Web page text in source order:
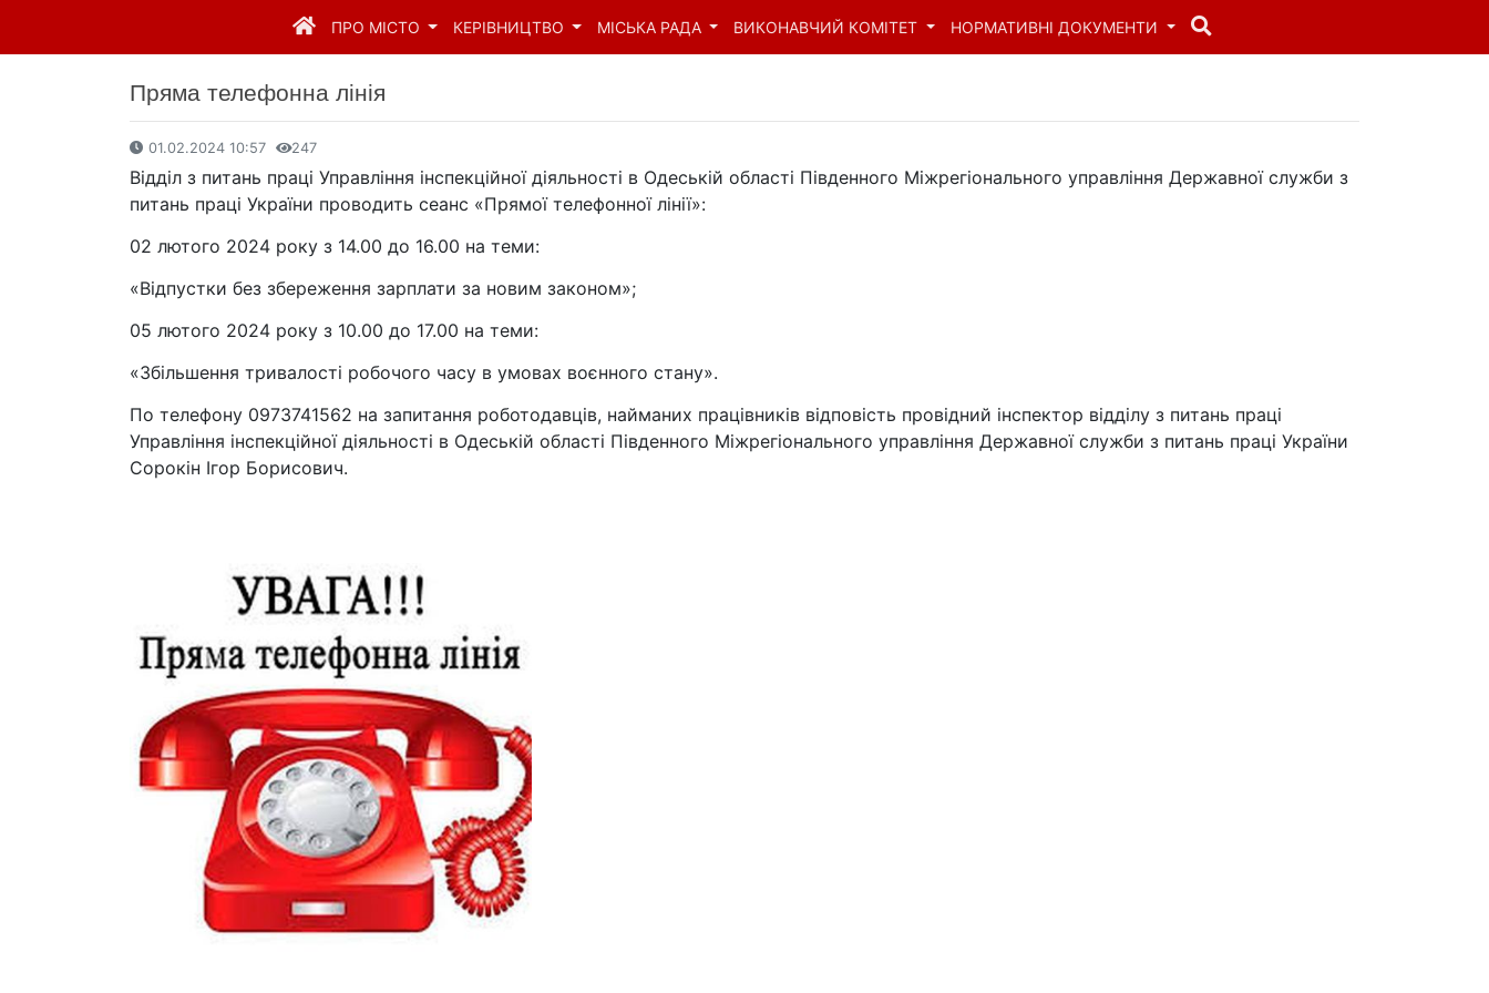
ПРО МІСТО КЕРІВНИЦТВО МІСЬКА РАДА ВИКОНАВЧИЙ КОМІТЕТ НОРМАТИВНІ ДОКУМЕНТИ
Пряма телефонна лінія
01.02.2024 10:57 247
Відділ з питань праці Управління інспекційної діяльності в Одеській області Південного Міжрегіонального управління Державної служби з
питань праці України проводить сеанс «Прямої телефонної лінії»:
02 лютого 2024 року з 14.00 до 16.00 на теми:
«Відпустки без збереження зарплати за новим законом»;
05 лютого 2024 року з 10.00 до 17.00 на теми:
«Збільшення тривалості робочого часу в умовах воєнного стану».
По телефону 0973741562 на запитання роботодавців, найманих працівників відповість провідний інспектор відділу з питань праці
Управління інспекційної діяльності в Одеській області Південного Міжрегіонального управління Державної служби з питань праці України
Сорокін Ігор Борисович.